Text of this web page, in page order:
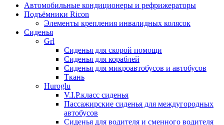
Автомобильные кондиционеры и рефрижераторы
Подъёмники Ricon
Элементы крепления инвалидных колясок
Сиденья
Grl
Cиденья для скорой помощи
Сиденья для кораблей
Сиденья для микроавтобусов и автобусов
Ткань
Huroglu
V.I.P.класс сиденья
Пассажирские сиденья для междугородных
автобусов
Сиденья для водителя и сменного водителя